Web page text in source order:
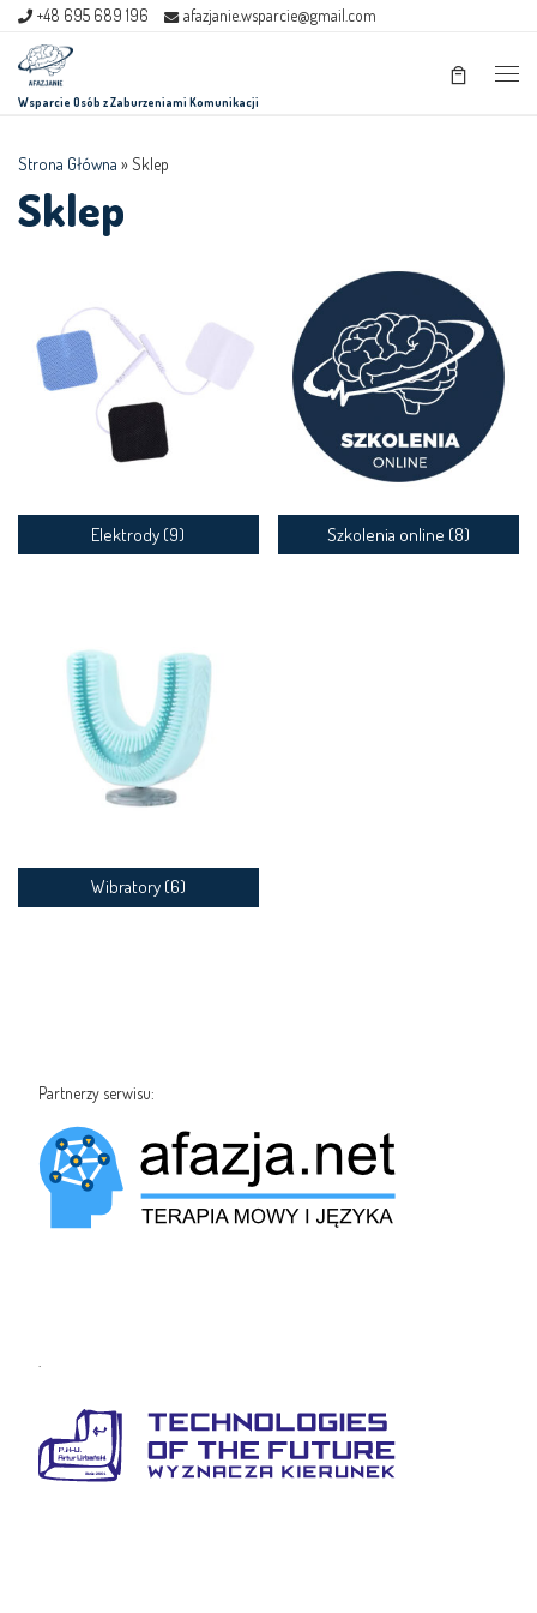
+48 695 689 196 afazjanie.wsparcie@gmail.com
Wsparcie Osób z Zaburzeniami Komunikacji
Strona Główna » Sklep
Sklep
Elektrody (9) Szkolenia online (8)
Wibratory (6)
Partnerzy serwisu:
.